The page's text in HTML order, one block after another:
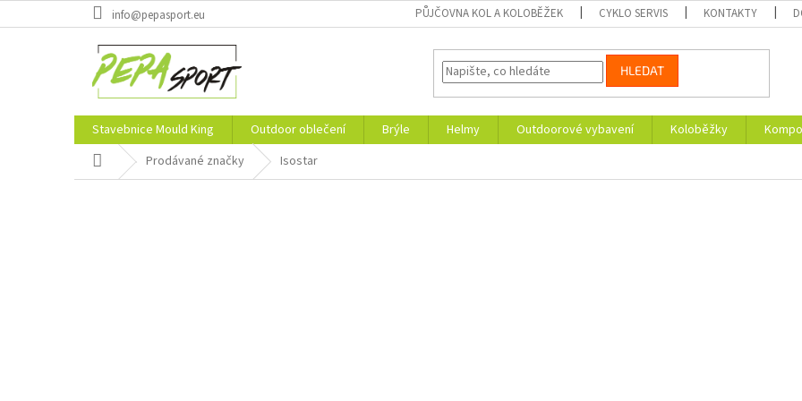
na
info@pepasport.eu PŮJČOVNA KOL A KOLOBĚŽEK CYKLO SERVIS KONTAKTY
HLEDAT
Stavebnice Mould King Outdoor oblečení Brýle Helmy Outdoorové vybavení Koloběžky
Domů Prodávané značky Isostar